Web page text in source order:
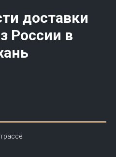
доставки
России в